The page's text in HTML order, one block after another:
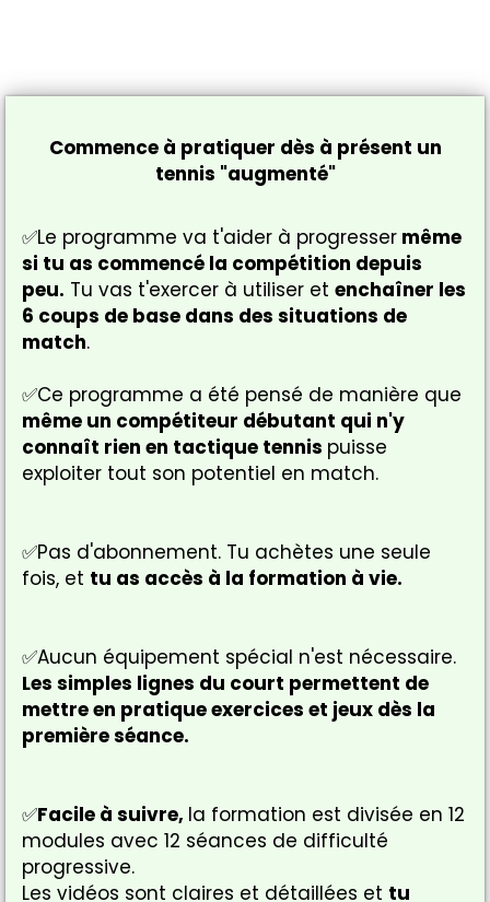
Commence à pratiquer dès à présent un
tennis "augmenté"
✅Le programme va t'aider à progresser même
si tu as commencé la compétition depuis
peu. Tu vas t'exercer à utiliser et enchaîner les
6 coups de base dans des situations de
match.
✅Ce programme a été pensé de manière que
même un compétiteur débutant qui n'y
connaît rien en tactique tennis puisse
exploiter tout son potentiel en match.
✅Pas d'abonnement. Tu achètes une seule
fois, et tu as accès à la formation à vie.
✅Aucun équipement spécial n'est nécessaire.
Les simples lignes du court permettent de
mettre en pratique exercices et jeux dès la
première séance.
✅Facile à suivre, la formation est divisée en 12
modules avec 12 séances de difficulté
progressive.
Les vidéos sont claires et détaillées et tu